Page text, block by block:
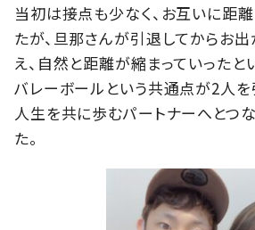
当初は接点も少なく、お互いに距
たが、旦那さんが引退してからお
え、自然と距離が縮まっていったと
バレーボールという共通点が2人を
人生を共に歩むパートナーへとつ
た。